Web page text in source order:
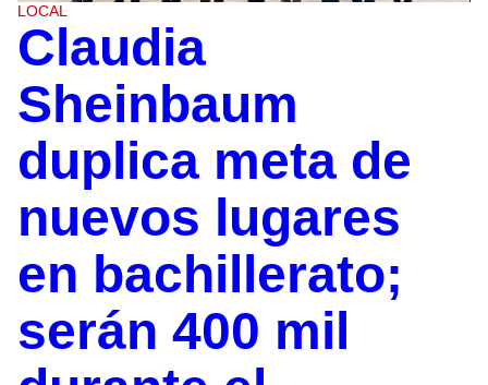
LOCAL
Claudia
Sheinbaum
duplica meta de
nuevos lugares
en bachillerato;
serán 400 mil